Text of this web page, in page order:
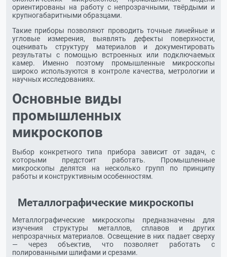
ориентированы на работу с непрозрачными, твёрдыми и
крупногабаритными образцами.
Такие приборы позволяют проводить точные линейные и
угловые измерения, выявлять дефекты поверхности,
оценивать структуру материалов и документировать
результаты с помощью встроенных или подключаемых
камер. Именно поэтому промышленные микроскопы
широко используются в контроле качества, метрологии и
научных исследованиях.
Основные виды
промышленных
микроскопов
Выбор конкретного типа прибора зависит от задач, с
которыми предстоит работать. Промышленные
микроскопы делятся на несколько групп по принципу
работы и конструктивным особенностям.
Металлографические микроскопы
Металлографические микроскопы предназначены для
изучения структуры металлов, сплавов и других
непрозрачных материалов. Освещение в них падает сверху
— через объектив, что позволяет работать с
полированными шлифами и срезами.